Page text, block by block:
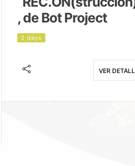
, de Bot Project
2 days
VER